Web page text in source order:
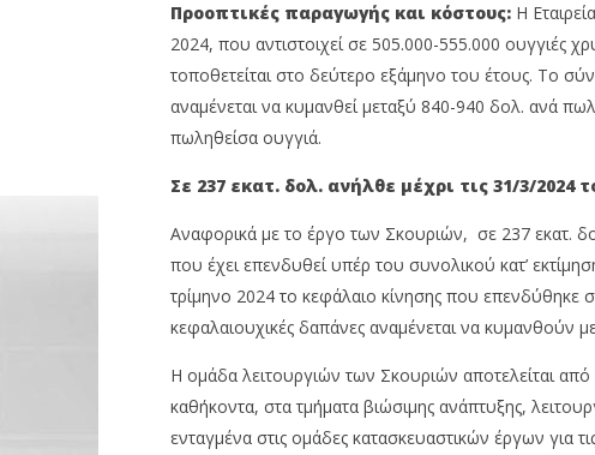
Προοπτικές παραγωγής και κόστους: Η
2024, που αντιστοιχεί σε 505.000-555.000 ουγγιές
τοποθετείται στο δεύτερο εξάμηνο του έτους. Το
αναμένεται να κυμανθεί μεταξύ 840-940 δολ. ανά
πωληθείσα ουγγιά.
Σε 237 εκατ. δολ. ανήλθε μέχρι τις 31/3/2024
Αναφορικά με το έργο των Σκουριών, σε 237 εκατ.
που έχει επενδυθεί υπέρ του συνολικού κατ’
τρίμηνο 2024 το κεφάλαιο κίνησης που επενδύθηκε
κεφαλαιουχικές δαπάνες αναμένεται να κυμανθούν
Η ομάδα λειτουργιών των Σκουριών αποτελείται
καθήκοντα, στα τμήματα βιώσιμης ανάπτυξης,
ενταγμένα στις ομάδες κατασκευαστικών έργων για